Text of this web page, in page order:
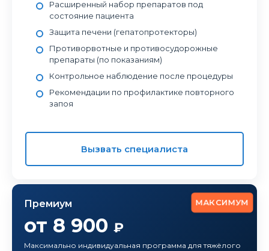
Расширенный набор препаратов под
состояние пациента
Защита печени (гепатопротекторы)
Противорвотные и противосудорожные
препараты (по показаниям)
Контрольное наблюдение после процедуры
Рекомендации по профилактике повторного
запоя
Вызвать специалиста
МАКСИМУМ
Премиум
от 8 900 ₽
Максимально индивидуальная программа для тяжёлого